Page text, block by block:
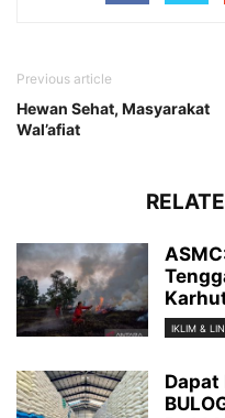
Previous article
Hewan Sehat, Masyarakat
Wal’afiat
IKLIM &